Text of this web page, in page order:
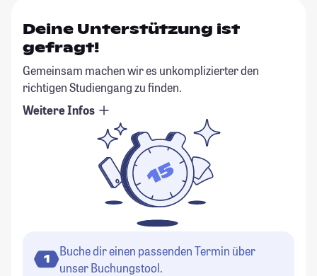
Deine Unterstützung ist
gefragt!
Gemeinsam machen wir es unkomplizierter den
richtigen Studiengang zu finden.
Weitere Infos
1
Buche dir einen passenden Termin über
unser Buchungstool.